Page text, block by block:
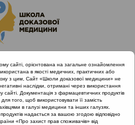
МКХ-11
сайті, орієнтована на загальне ознайомлення
в якості медичних, практичних або
з цим, Сайт «Школи доказової медицини» не
наслідки, отримані через використання
сайті. Документація з фармацевтичних продуктів
того, щоб використовувати її замість
в галузі медицини та інших галузях.
надається за вашою згодою відповідно
«Про захист прав споживачів» від